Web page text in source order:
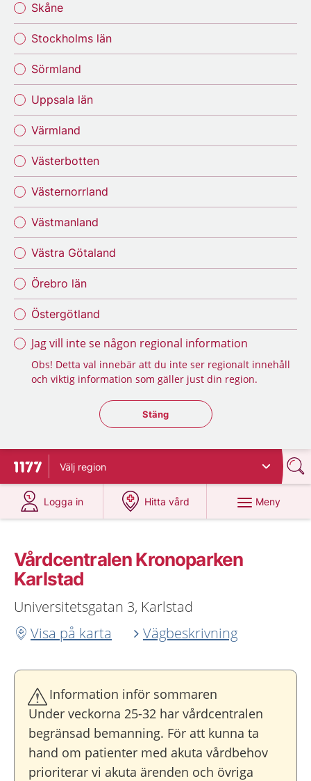
Skåne
Stockholms län
Sörmland
Uppsala län
Värmland
Västerbotten
Västernorrland
Västmanland
Västra Götaland
Örebro län
Östergötland
Jag vill inte se någon regional information
Obs! Detta val innebär att du inte ser regionalt innehåll
och viktig information som gäller just din region.
Stäng regionsväljaren
Stäng
Till startsidan för 1177
Välj region
Logga in
på 1177.se
Hitta vård
på 1177.se
Meny
Vårdcentralen Kronoparken
Karlstad
Universitetsgatan 3, Karlstad
Visa på karta
Vägbeskrivning
Information inför sommaren
Under veckorna 25-32 har vårdcentralen
begränsad bemanning. För att kunna ta
hand om patienter med akuta vårdbehov
prioriterar vi akuta ärenden och övriga